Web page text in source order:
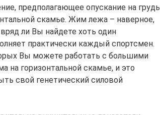
предполагающее опускание на грудь
скамье. Жим лежа – наверное,
ли Вы найдете хоть один
практически каждый спортсмен.
Вы можете работать с большими
на горизонтальной скамье, и это
свой генетический силовой